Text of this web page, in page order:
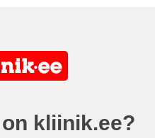
kliinik.ee?